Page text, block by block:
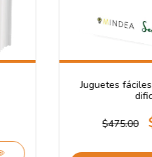
Juguetes
$475.00